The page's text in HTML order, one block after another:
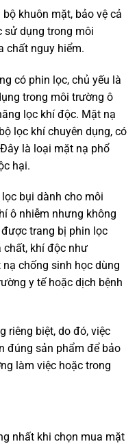
khuôn mặt, bảo vệ cả
sử dụng trong môi
chất nguy hiểm.
có phin lọc, chủ yếu là
trong môi trường ô
lọc khí độc. Mặt nạ
lọc khí chuyên dụng, có
là loại mặt nạ phổ
hại.
bụi dành cho môi
ô nhiễm nhưng không
trang bị phin lọc
chất, khí độc như
chống sinh học dùng
y tế hoặc dịch bệnh
riêng biệt, do đó, việc
đúng sản phẩm để bảo
làm việc hoặc trong
nhất khi chọn mua mặt